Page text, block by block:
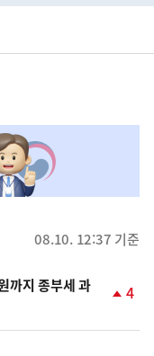
08.10. 12:37 기준
까지 종부세 과
상
4